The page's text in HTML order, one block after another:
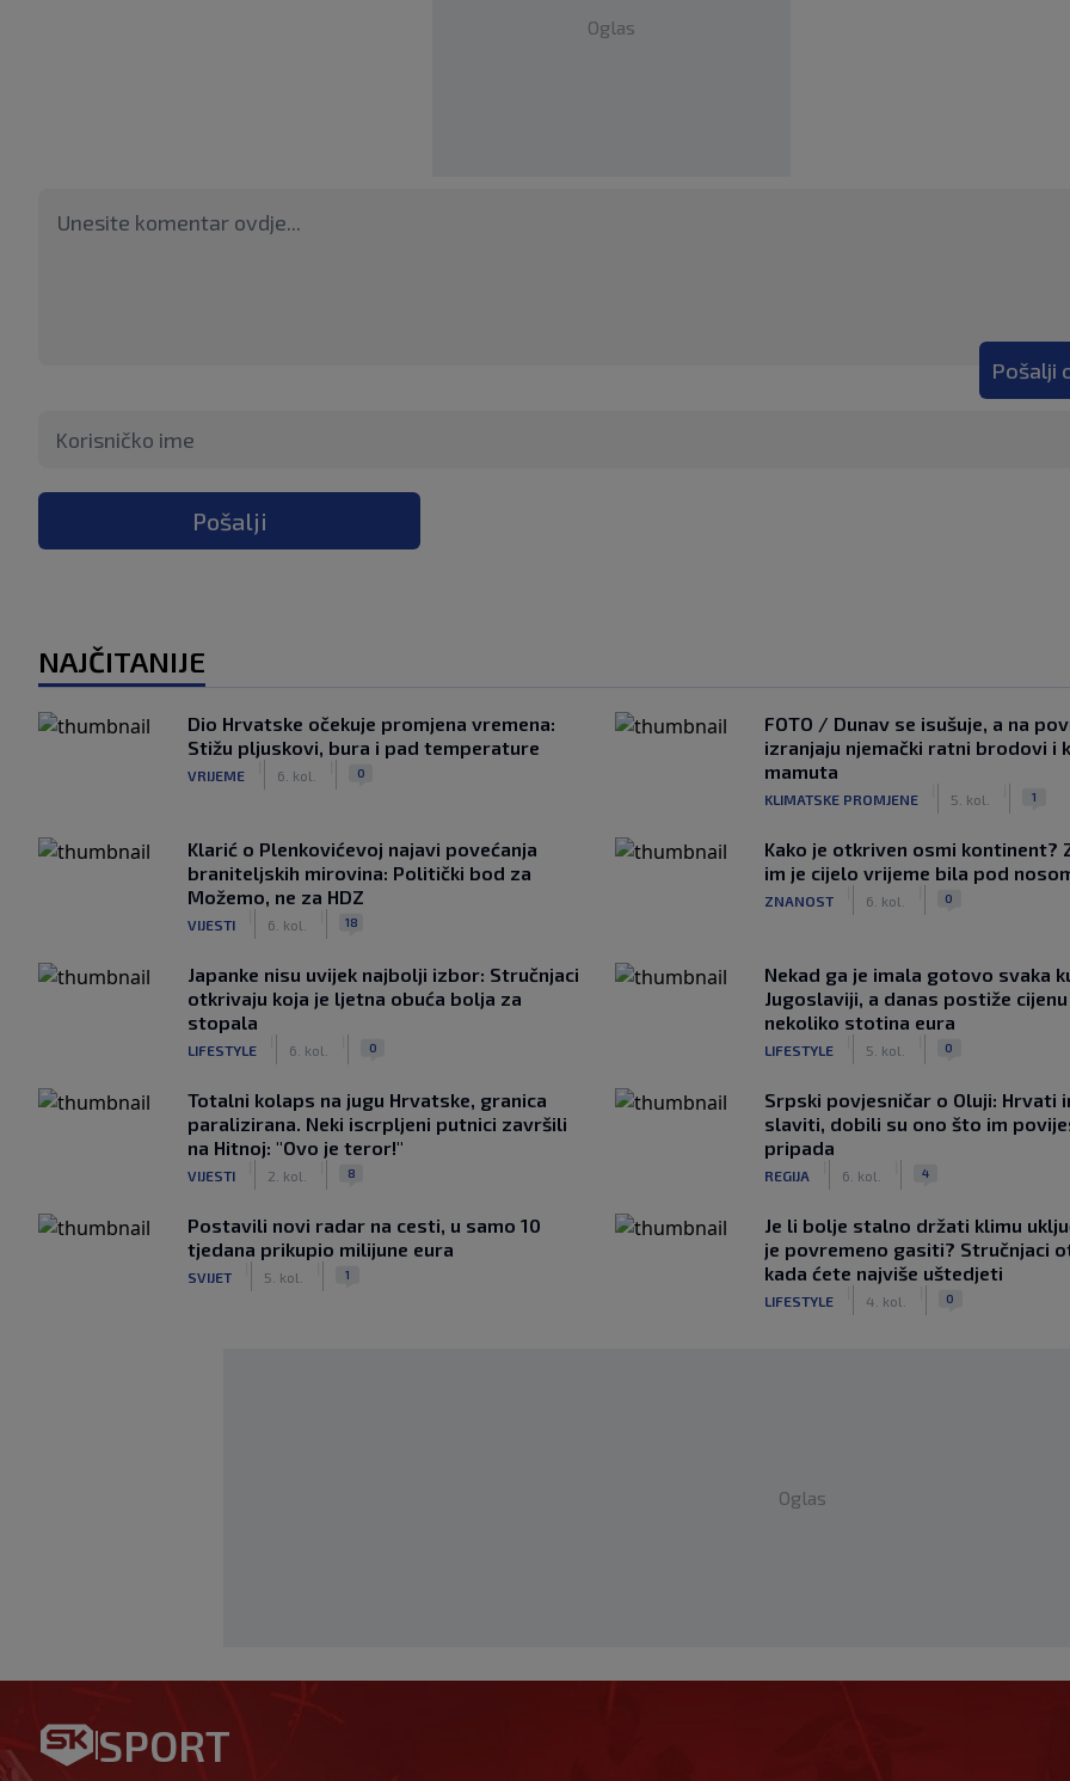
Oglas
Pošalji
Pošalji
NAJČITANIJE
Dio Hrvatske očekuje promjena vremena:
Stižu pljuskovi, bura i pad temperature
VRIJEME 6. kol. 0
FOTO / Dunav se isušuje, a na
izranjaju njemački ratni brodovi i
mamuta
KLIMATSKE PROMJENE 5. kol. 1
Klarić o Plenkovićevoj najavi povećanja
braniteljskih mirovina: Politički bod za
Možemo, ne za HDZ
VIJESTI 6. kol. 18
Kako je otkriven osmi kontinent?
im je cijelo vrijeme bila pod
ZNANOST 6. kol. 0
Japanke nisu uvijek najbolji izbor: Stručnjaci
otkrivaju koja je ljetna obuća bolja za
stopala
LIFESTYLE 6. kol. 0
Nekad ga je imala gotovo svaka
Jugoslaviji, a danas postiže
nekoliko stotina eura
LIFESTYLE 5. kol. 0
Totalni kolaps na jugu Hrvatske, granica
paralizirana. Neki iscrpljeni putnici završili
na Hitnoj: "Ovo je teror!"
VIJESTI 2. kol. 8
Srpski povjesničar o Oluji: Hrvati
slaviti, dobili su ono što im
pripada
REGIJA 6. kol. 4
Postavili novi radar na cesti, u samo 10
tjedana prikupio milijune eura
SVIJET 5. kol. 1
Je li bolje stalno držati klimu
je povremeno gasiti? Stručnjaci
kada ćete najviše uštedjeti
LIFESTYLE 4. kol. 0
Oglas
SPORT
Benfica ponovno želi Šutala? Portugalci tvrde da je
hrvatski stoper među glavnim željama